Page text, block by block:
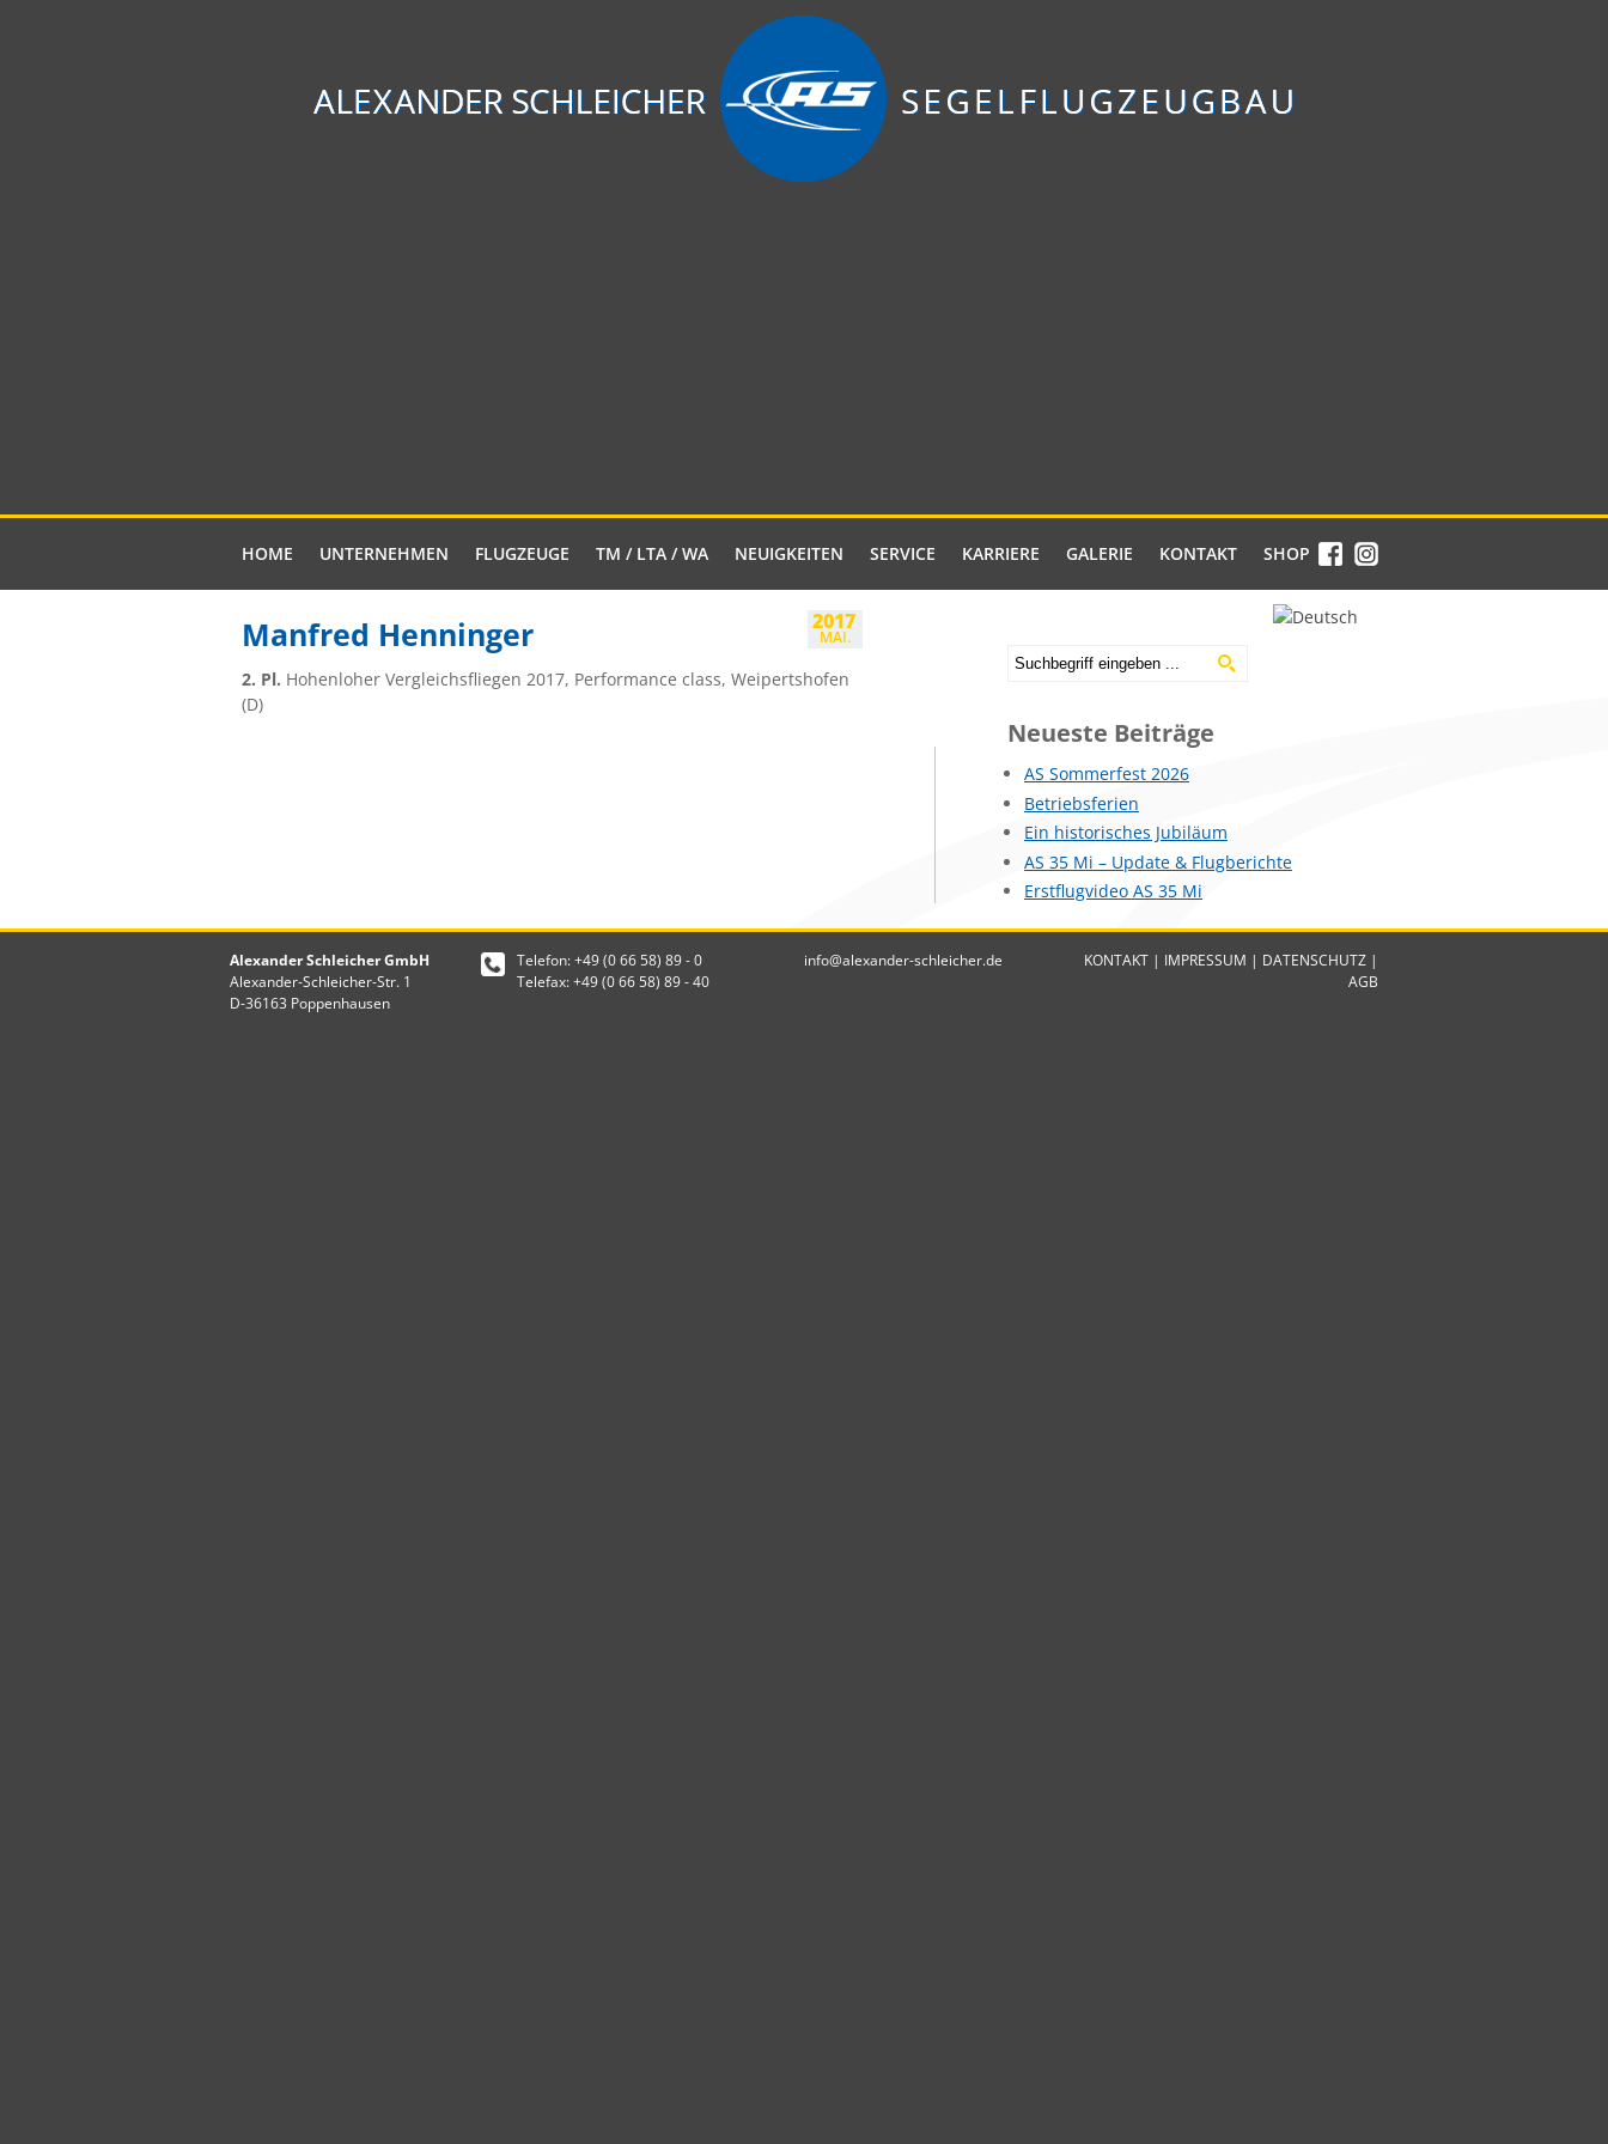
HOME UNTERNEHMEN FLUGZEUGE TM / LTA / WA NEUIGKEITEN SERVICE KARRIERE GALERIE KONTAKT SHOP
2017
MAI.
Manfred Henninger
2. Pl. Hohenloher Vergleichsfliegen 2017, Performance class, Weipertshofen
(D)
Neueste Beiträge
AS Sommerfest 2026
Betriebsferien
Ein historisches Jubiläum
AS 35 Mi – Update & Flugberichte
Erstflugvideo AS 35 Mi
Alexander Schleicher GmbH
Alexander-Schleicher-Str. 1
D-36163 Poppenhausen
Telefon: +49 (0 66 58) 89 - 0
Telefax: +49 (0 66 58) 89 - 40
info@alexander-schleicher.de KONTAKT | IMPRESSUM | DATENSCHUTZ |
AGB